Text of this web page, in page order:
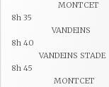
MONTCET
8h 35
VANDEINS
8h 40
VANDEINS STADE
8h 45
MONTCET